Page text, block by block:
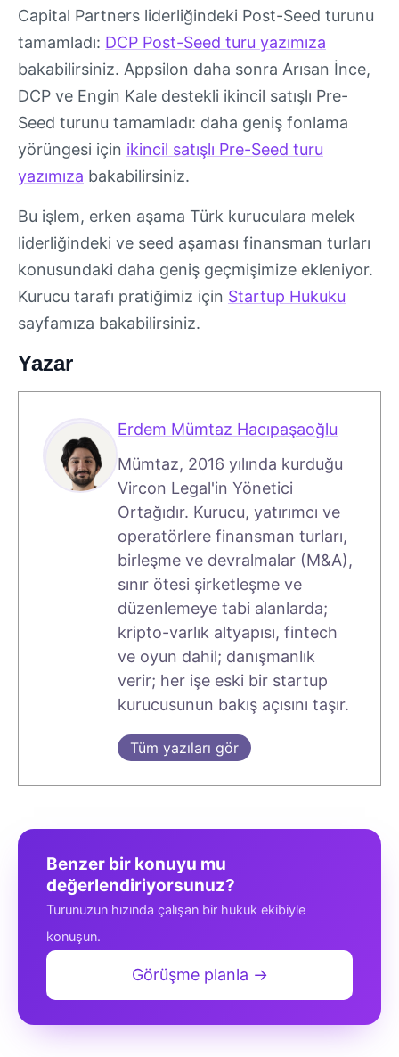
Capital Partners liderliğindeki Post-Seed turunu
tamamladı: DCP Post-Seed turu yazımıza
bakabilirsiniz. Appsilon daha sonra Arısan İnce,
DCP ve Engin Kale destekli ikincil satışlı Pre-
Seed turunu tamamladı: daha geniş fonlama
yörüngesi için ikincil satışlı Pre-Seed turu
yazımıza bakabilirsiniz.
Bu işlem, erken aşama Türk kuruculara melek
liderliğindeki ve seed aşaması finansman turları
konusundaki daha geniş geçmişimize ekleniyor.
Kurucu tarafı pratiğimiz için Startup Hukuku
sayfamıza bakabilirsiniz.
Yazar
Erdem Mümtaz Hacıpaşaoğlu
Mümtaz, 2016 yılında kurduğu
Vircon Legal'in Yönetici
Ortağıdır. Kurucu, yatırımcı ve
operatörlere finansman turları,
birleşme ve devralmalar (M&A),
sınır ötesi şirketleşme ve
düzenlemeye tabi alanlarda;
kripto-varlık altyapısı, fintech
ve oyun dahil; danışmanlık
verir; her işe eski bir startup
kurucusunun bakış açısını taşır.
Tüm yazıları gör
Benzer bir konuyu mu
değerlendiriyorsunuz?
Turunuzun hızında çalışan bir hukuk ekibiyle
konuşun.
Görüşme planla →